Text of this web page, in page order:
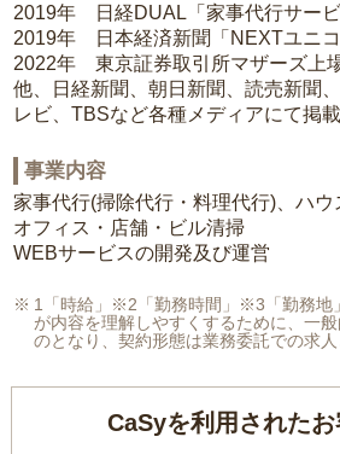
2019年 日経DUAL「家事代行サー
2019年 日本経済新聞「NEXTユニ
2022年 東京証券取引所マザーズ上
他、日経新聞、朝日新聞、読売新聞
レビ、TBSなど各種メディアにて掲載
事業内容
家事代行(掃除代行・料理代行)、ハ
オフィス・店舗・ビル清掃
WEBサービスの開発及び運営
1「時給」※2「勤務時間」※3「勤務地
が内容を理解しやすくするために、一
のとなり、契約形態は業務委託での求人
CaSyを利用された